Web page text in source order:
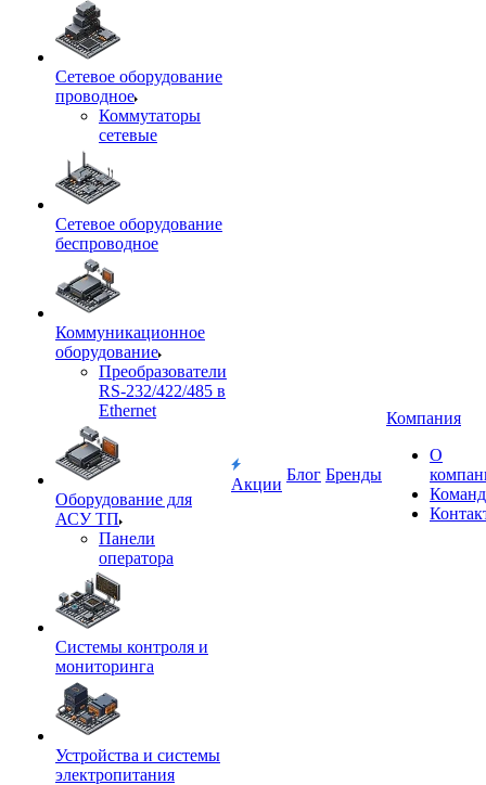
Сетевое оборудование
проводное
Коммутаторы
сетевые
Сетевое оборудование
беспроводное
Коммуникационное
оборудование
Преобразователи
RS-232/422/485 в
Ethernet
Оборудование для
АСУ ТП
Панели
оператора
Системы контроля и
мониторинга
Устройства и системы
электропитания
Акции
Блог Бренды
Компания
О